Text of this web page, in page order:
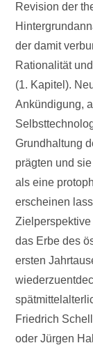
Revision der
der damit
Rationalität
(1. Kapitel).
Ankündigung,
Grundhaltung
prägten und
als eine
erscheinen
das Erbe des
ersten
Friedrich
oder Jürgen